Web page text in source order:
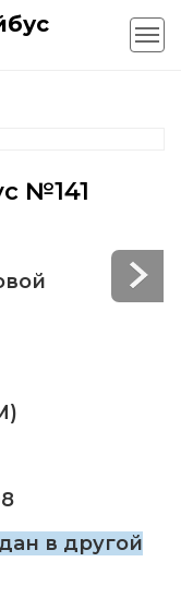
№141
в другой